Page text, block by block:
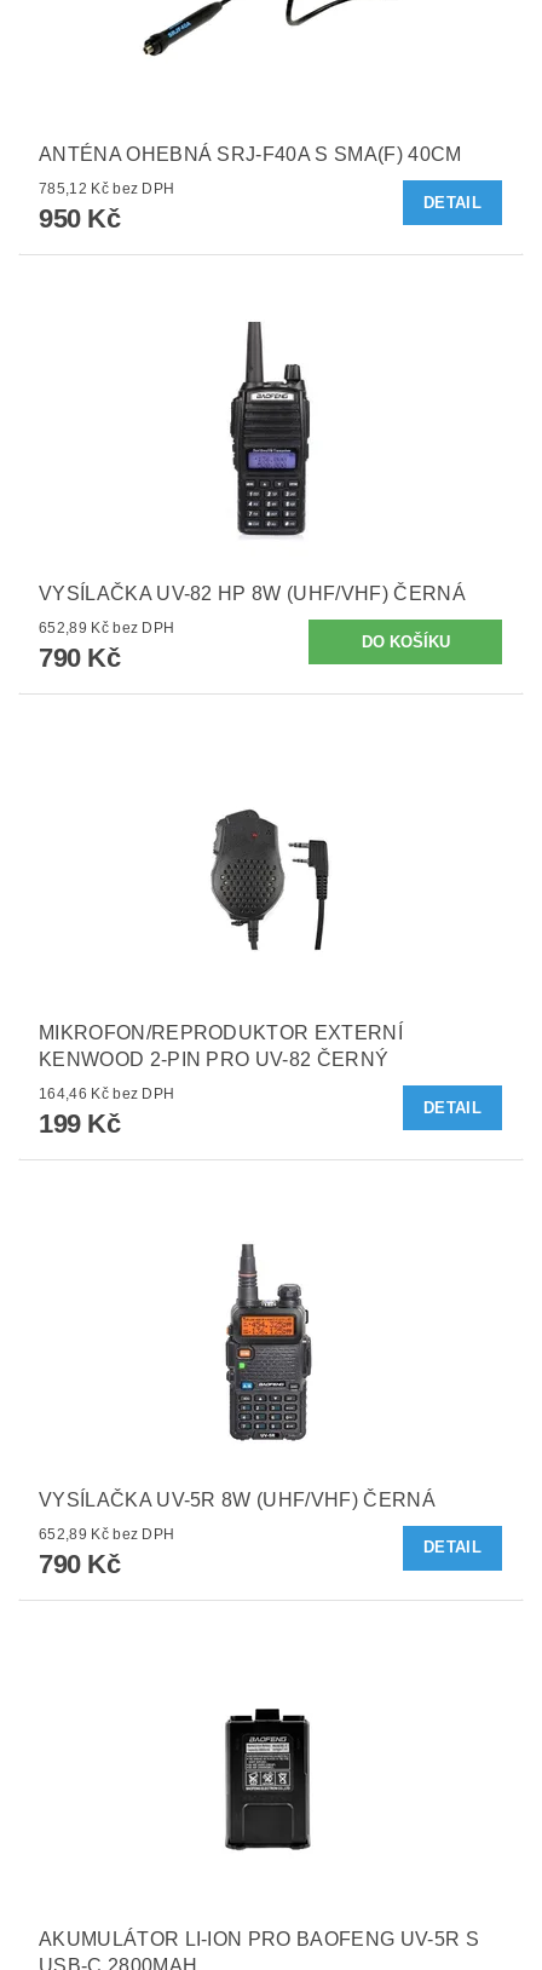
ANTÉNA OHEBNÁ SRJ-F40A S SMA(F) 40CM
785,12 Kč bez DPH
950 Kč
DETAIL
VYSÍLAČKA UV-82 HP 8W (UHF/VHF) ČERNÁ
652,89 Kč bez DPH
790 Kč
MIKROFON/REPRODUKTOR EXTERNÍ
KENWOOD 2-PIN PRO UV-82 ČERNÝ
164,46 Kč bez DPH
199 Kč
DETAIL
VYSÍLAČKA UV-5R 8W (UHF/VHF) ČERNÁ
652,89 Kč bez DPH
790 Kč
DETAIL
AKUMULÁTOR LI-ION PRO BAOFENG UV-5R S
USB-C 2800MAH